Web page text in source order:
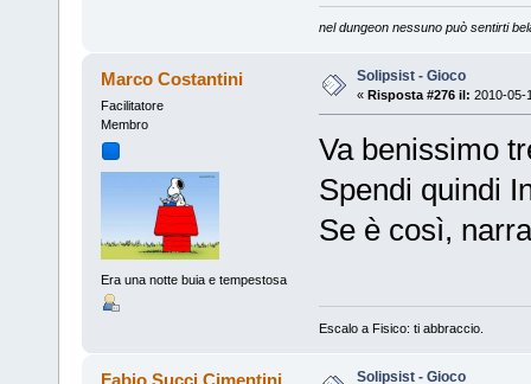
nel dungeon nessuno può sentirti
Marco Costantini
Facilitatore
Membro
Era una notte buia e tempestosa
Solipsist - Gioco
« Risposta #276 il: 2010-05-
Va benissimo
Spendi quindi
Se è così,
Escalo a Fisico: ti abbraccio.
Fabio Succi Cimentini Solipsist - Gioco